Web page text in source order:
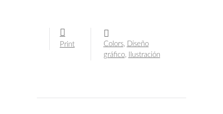
Print Colors,
Diseño
gráfico, Ilustración